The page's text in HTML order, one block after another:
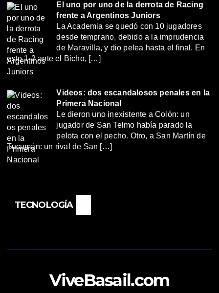
El uno por uno de la derrota de Racing
frente a Argentinos Juniors
La Academia se quedó con 10 jugadores
desde temprano, debido a la imprudencia
de Maravilla, y dio pelea hasta el final. En
este 1-2 ante el Bicho, […]
Videos: dos escandalosos penales en la
Primera Nacional
Le dieron uno inexistente a Colón: un
jugador de San Telmo había parado la
pelota con el pecho. Otro, a San Martín de
Tucumán: un rival de San […]
TECNOLOGÍA
ViveBasail.com